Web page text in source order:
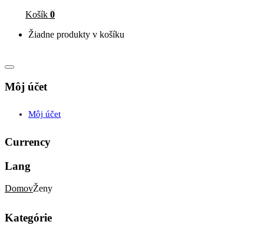
Košík 0
Žiadne produkty v košíku
Môj účet
Môj účet
Currency
Lang
DomovŽeny
Kategórie